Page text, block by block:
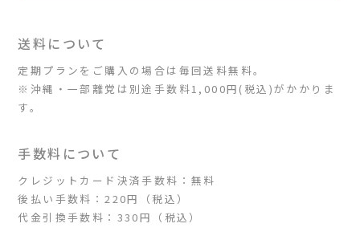
送料について
定期プランをご購入の場合は毎回送料無料。
※沖縄・一部離党は別途手数料1,000円(税込)がかかりま
す。
手数料について
クレジットカード決済手数料：無料
後払い手数料：220円（税込）
代金引換手数料：330円（税込）